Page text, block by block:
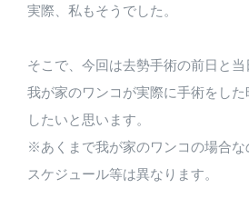
実際、私もそうでした。
そこで、今回は去勢手術の前日と当
我が家のワンコが実際に手術をした
したいと思います。
※あくまで我が家のワンコの場合な
スケジュール等は異なります。